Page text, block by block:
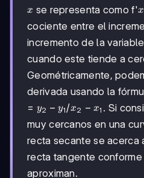
x
x se representa como f'x
x
cociente entre el
incremento de la
cuando este tiende a
Geométricamente,
derivada usando la
= y₂-
y₁
y2 − y1 /x₂-
x₁
x2 − x1 . Si
muy cercanos en una
recta secante se acerca
recta tangente
aproximan.